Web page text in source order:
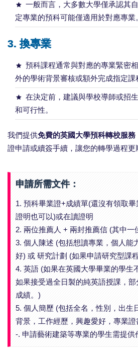
一般而言，大多數大學僅承認其
定專業的預科可能僅適用於對應專業
3. 換專業
預科課程通常與對應的專業緊密
外的學術背景審核或額外完成指定課
在決定前，建議與學校導師或招
和可行性。
我們提供免費的英國大學預科轉校服務
證申請或續簽手續，讓您的轉學過程更
申請所需文件：
1. 預科畢業證+成績單(還沒有領取
證明也可以)或在讀證明
2. 兩位推薦人 + 兩封推薦信 (其中一
3. 個人陳述 (包括想讀專業，個人能
好) 或 研究計劃 (如果申請研究型課
4. 英語 (如果在英國大學畢業的學生
如果接受過全日製的純英語授課，
成績。)
5. 個人簡歷 (包括全名，性別，出生
背景，工作經歷，興趣愛好，專業證
-. 申請藝術建築等專業的學生需提供